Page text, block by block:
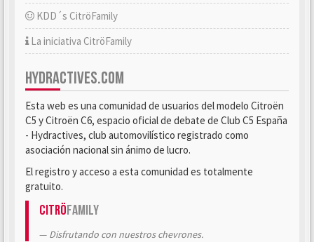
KDD´s CitröFamily
La iniciativa CitröFamily
HYDRACTIVES.COM
Esta web es una comunidad de usuarios del modelo Citroën
C5 y Citroën C6, espacio oficial de debate de Club C5 España
- Hydractives, club automovilístico registrado como
asociación nacional sin ánimo de lucro.
El registro y acceso a esta comunidad es totalmente
gratuito.
CitröFamily
Disfrutando con nuestros chevrones.